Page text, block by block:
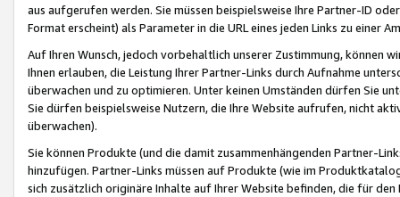
aus aufgerufen werden. Sie müssen beispielsweise Ihre Partner-ID
Format erscheint) als Parameter in die URL eines jeden Links zu einer
Auf Ihren Wunsch, jedoch vorbehaltlich unserer Zustimmung, können
Ihnen erlauben, die Leistung Ihrer Partner-Links durch Aufnahme
überwachen und zu optimieren. Unter keinen Umständen dürfen Sie
Sie dürfen beispielsweise Nutzern, die Ihre Website aufrufen, nicht
überwachen).
Sie können Produkte (und die damit zusammenhängenden Partner-
hinzufügen. Partner-Links müssen auf Produkte (wie im
sich zusätzlich originäre Inhalte auf Ihrer Website befinden, die für